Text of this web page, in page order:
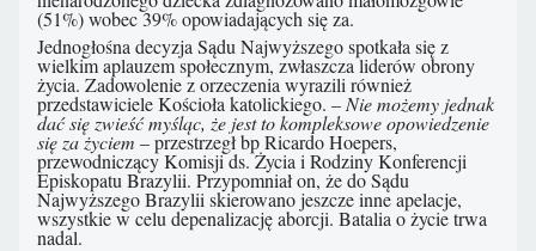
(51%) wobec 39% opowiadających się za.
Jednogłośna decyzja Sądu Najwyższego spotkała się z
wielkim aplauzem społecznym, zwłaszcza liderów obrony
życia. Zadowolenie z orzeczenia wyrazili również
przedstawiciele Kościoła katolickiego. – Nie możemy jednak
dać się zwieść myśląc, że jest to kompleksowe opowiedzenie
się za życiem – przestrzegł bp Ricardo Hoepers,
przewodniczący Komisji ds. Życia i Rodziny Konferencji
Episkopatu Brazylii. Przypomniał on, że do Sądu
Najwyższego Brazylii skierowano jeszcze inne apelacje,
wszystkie w celu depenalizację aborcji. Batalia o życie trwa
nadal.